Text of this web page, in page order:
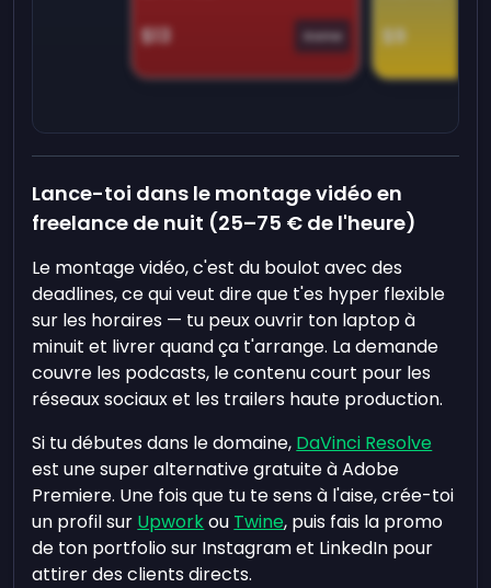
$13 Game $9
Lance-toi dans le montage vidéo en
freelance de nuit (25–75 € de l'heure)
Le montage vidéo, c'est du boulot avec des
deadlines, ce qui veut dire que t'es hyper flexible
sur les horaires — tu peux ouvrir ton laptop à
minuit et livrer quand ça t'arrange. La demande
couvre les podcasts, le contenu court pour les
réseaux sociaux et les trailers haute production.
Si tu débutes dans le domaine, DaVinci Resolve
est une super alternative gratuite à Adobe
Premiere. Une fois que tu te sens à l'aise, crée-toi
un profil sur Upworkou Twine, puis fais la promo
de ton portfolio sur Instagram et LinkedIn pour
attirer des clients directs.